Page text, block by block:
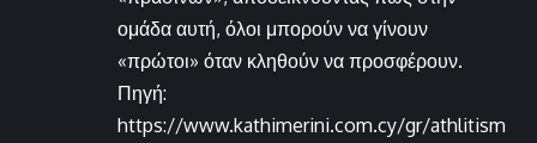
ομάδα αυτή, όλοι μπορούν να γίνουν
«πρώτοι» όταν κληθούν να προσφέρουν.
Πηγή:
https://www.kathimerini.com.cy/gr/athlitism